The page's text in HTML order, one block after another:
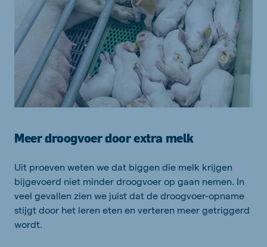
Meer droogvoer door extra melk
Uit proeven weten we dat biggen die melk krijgen
bijgevoerd niet minder droogvoer op gaan nemen. In
veel gevallen zien we juist dat de droogvoer-opname
stijgt door het leren eten en verteren meer getriggerd
wordt.